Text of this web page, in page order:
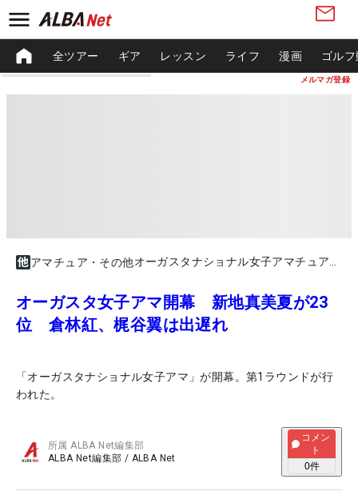
メルマガ登録
全ツアー ギア レッスン ライフ 漫画 ゴル
アマチュア・その他
オーガスタ女子アマ開幕 新地真美夏が23
位 倉林紅、梶谷翼は出遅れ
「オーガスタナショナル女子アマ」が開幕。第1ラウンドが行
われた。
所属ALBA Net編集部
ALBA Net編集部 / ALBA Net
コメン
ト
0件